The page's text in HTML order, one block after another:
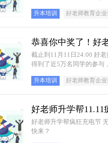
升本培训 好老师教育企业
恭喜你中奖了！好
截止到11月11日24:00 好老师升学帮“11.11”疯狂充电节6.0一路“狂飙” 遥遥领先，已经正式结束啦！此次活动共计
得到了近5万名同学的参与
升本培训 好老师教育企业
好老师升学帮
好老师升学帮疯狂充电节 无“内鬼”，无“套路” 给你的备考生活充点电 让你的升本之路多点甜 大奖疯狂拿，你还不
快来？